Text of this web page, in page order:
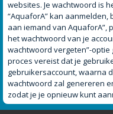
websites. Je wachtwoord is
“AquaforA” kan
aan iemand van AquaforA”,
het wachtwoord van je
wachtwoord vergeten”-
proces vereist dat je
gebruikersaccount, waarna
wachtwoord zal genereren
zodat je je opnieuw kunt